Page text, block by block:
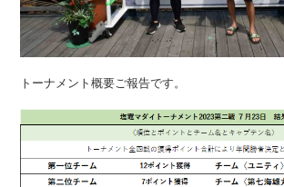
トーナメント概要ご報告です。